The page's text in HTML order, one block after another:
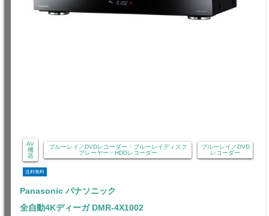
AV
機
器
ブルーレイ／DVDレコーダー・ブルーレイディスク
プレーヤー・HDDレコーダー
ブルーレイ／DVD
レコーダー
送料無料
Panasonic パナソニック
全自動4Kディーガ DMR-4X1002